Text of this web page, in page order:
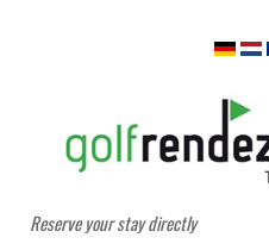
Reserve your stay directly